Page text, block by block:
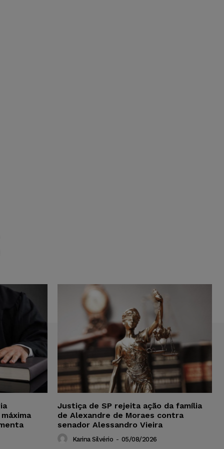
Justiça de SP rejeita ação da família
de Alexandre de Moraes contra
senador Alessandro Vieira
Karina Silvério - 05/08/2026